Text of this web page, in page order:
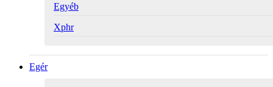
Egyéb
Xphr
Egér